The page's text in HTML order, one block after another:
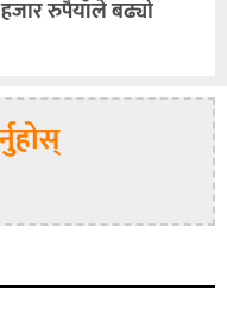
रुपैयाँले बढ्यो